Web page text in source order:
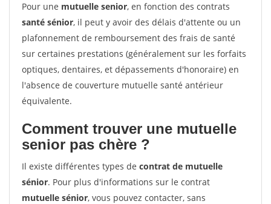
Pour une mutuelle senior, en fonction des contrats
santé sénior, il peut y avoir des délais d'attente ou un
plafonnement de remboursement des frais de santé
sur certaines prestations (généralement sur les forfaits
optiques, dentaires, et dépassements d'honoraire) en
l'absence de couverture mutuelle santé antérieur
équivalente.
Comment trouver une mutuelle
senior pas chère ?
Il existe différentes types de contrat de mutuelle
sénior. Pour plus d'informations sur le contrat
mutuelle sénior, vous pouvez contacter, sans